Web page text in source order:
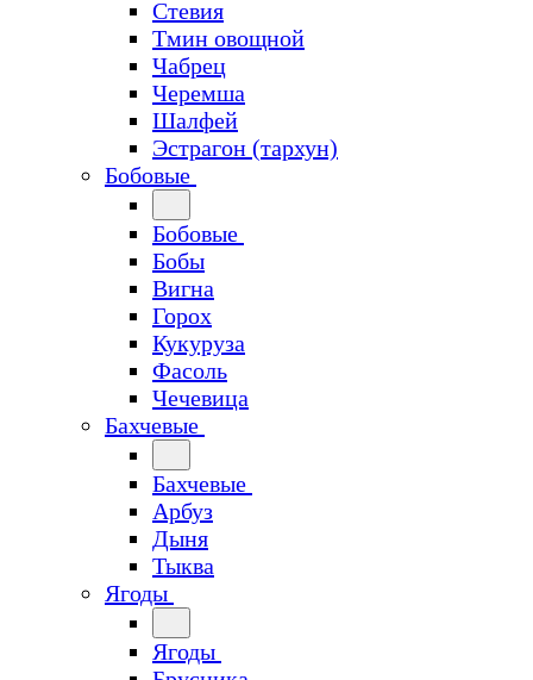
Стевия
Тмин овощной
Чабрец
Черемша
Шалфей
Эстрагон (тархун)
Бобовые
Бобовые
Бобы
Вигна
Горох
Кукуруза
Фасоль
Чечевица
Бахчевые
Бахчевые
Арбуз
Дыня
Тыква
Ягоды
Ягоды